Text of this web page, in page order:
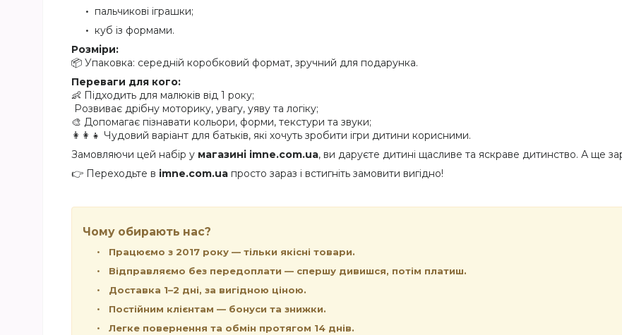
пальчикові іграшки;
куб із формами.
Розміри:
📦 Упаковка: середній коробковий формат, зручний для подарунка.
Переваги для кого:
👶 Підходить для малюків від 1 року;
Розвиває дрібну моторику, увагу, уяву та логіку;
🎨 Допомагає пізнавати кольори, форми, текстури та звуки;
👩‍👩‍👧 Чудовий варіант для батьків, які хочуть зробити ігри дитини корисними.
Замовляючи цей набір у магазині imne.com.ua, ви даруєте дитині щасливе та яскраве дитинство. А ще
👉 Переходьте в imne.com.ua просто зараз і встигніть замовити вигідно!
Чому обирають нас?
Працюємо з 2017 року — тільки якісні товари.
Відправляємо без передоплати — спершу дивишся, потім платиш.
Доставка 1–2 дні, за вигідною ціною.
Постійним клієнтам — бонуси та знижки.
Легке повернення та обмін протягом 14 днів.